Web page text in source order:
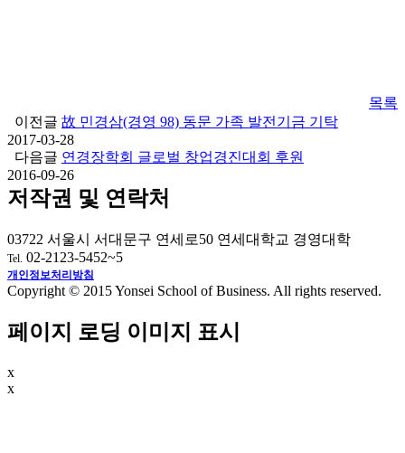
목록
이전글 故 민경삼(경영 98) 동문 가족 발전기금 기탁
2017-03-28
다음글 연경장학회 글로벌 창업경진대회 후원
2016-09-26
저작권 및 연락처
03722 서울시 서대문구 연세로50 연세대학교 경영대학
Tel. 02-2123-5452~5
개인정보처리방침
Copyright © 2015 Yonsei School of Business. All rights reserved.
페이지 로딩 이미지 표시
x
x